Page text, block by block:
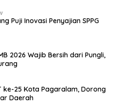
Puji Inovasi Penyajian SPPG
2026 Wajib Bersih dari Pungli,
ke-25 Kota Pagaralam, Dorong
Daerah